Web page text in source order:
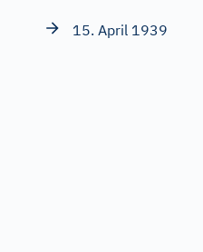
15. April 1939